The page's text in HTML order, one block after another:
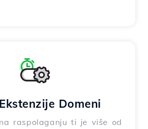
Domeni
raspolaganju ti je više od